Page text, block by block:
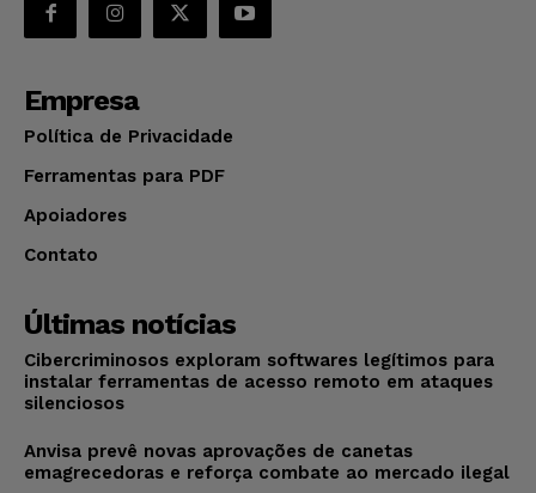
Empresa
Política de Privacidade
Ferramentas para PDF
Apoiadores
Contato
Últimas notícias
Cibercriminosos exploram softwares legítimos para
instalar ferramentas de acesso remoto em ataques
silenciosos
Anvisa prevê novas aprovações de canetas
emagrecedoras e reforça combate ao mercado ilegal